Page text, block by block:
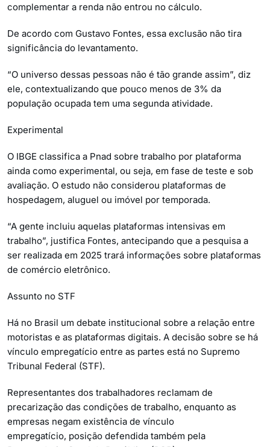
complementar a renda não entrou no cálculo.
De acordo com Gustavo Fontes, essa exclusão não tira
significância do levantamento.
“O universo dessas pessoas não é tão grande assim”, diz
ele, contextualizando que pouco menos de 3% da
população ocupada tem uma segunda atividade.
Experimental
O IBGE classifica a Pnad sobre trabalho por plataforma
ainda como experimental, ou seja, em fase de teste e sob
avaliação. O estudo não considerou plataformas de
hospedagem, aluguel ou imóvel por temporada.
“A gente incluiu aquelas plataformas intensivas em
trabalho”, justifica Fontes, antecipando que a pesquisa a
ser realizada em 2025 trará informações sobre plataformas
de comércio eletrônico.
Assunto no STF
Há no Brasil um debate institucional sobre a relação entre
motoristas e as plataformas digitais. A decisão sobre se há
vínculo empregatício entre as partes está no Supremo
Tribunal Federal (STF).
Representantes dos trabalhadores reclamam de
precarização das condições de trabalho, enquanto as
empresas negam existência de vínculo
empregatício, posição defendida também pela